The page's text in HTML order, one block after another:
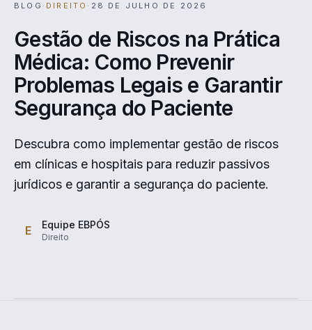
BLOG · DIREITO · 28 DE JULHO DE 2026
Gestão de Riscos na Prática
Médica: Como Prevenir
Problemas Legais e Garantir
Segurança do Paciente
Descubra como implementar gestão de riscos
em clínicas e hospitais para reduzir passivos
jurídicos e garantir a segurança do paciente.
E Equipe EBPÓS
Direito